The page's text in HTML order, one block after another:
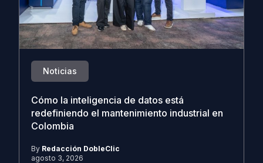
Noticias
Cómo la inteligencia de datos está
redefiniendo el mantenimiento industrial en
Colombia
By Redacción DobleClic
agosto 3, 2026